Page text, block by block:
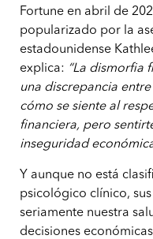
Fortune en abril de
popularizado por la
estadounidense
explica: “La dismorfia
una discrepancia
cómo se siente al
financiera, pero
inseguridad
Y aunque no está
psicológico clínico,
seriamente nuestra
decisiones